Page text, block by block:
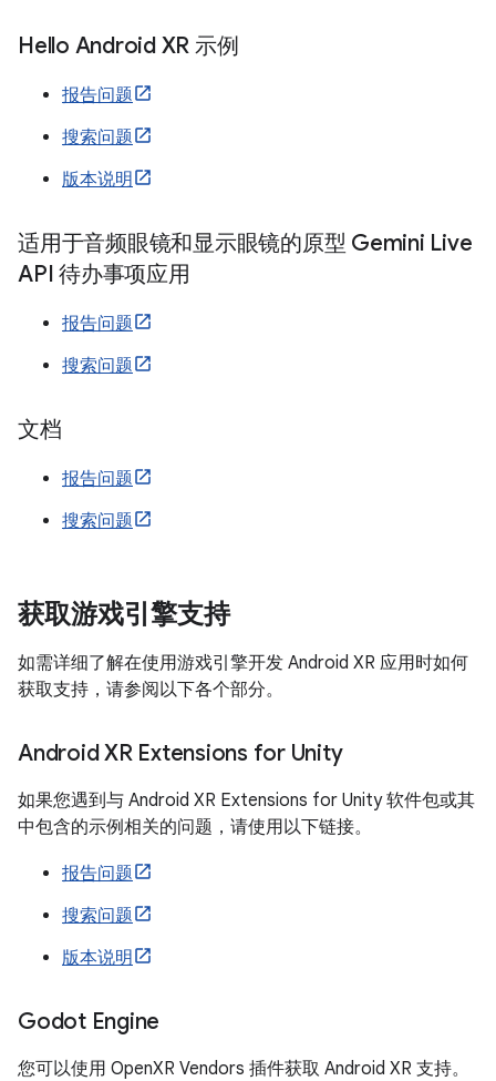
Hello Android XR 示例
报告问题
搜索问题
版本说明
适用于音频眼镜和显示眼镜的原型 Gemini Live
API 待办事项应用
报告问题
搜索问题
文档
报告问题
搜索问题
获取游戏引擎支持
如需详细了解在使用游戏引擎开发 Android XR 应用时如何
获取支持，请参阅以下各个部分。
Android XR Extensions for Unity
如果您遇到与 Android XR Extensions for Unity 软件包或其
中包含的示例相关的问题，请使用以下链接。
报告问题
搜索问题
版本说明
Godot Engine
您可以使用 OpenXR Vendors 插件获取 Android XR 支持。